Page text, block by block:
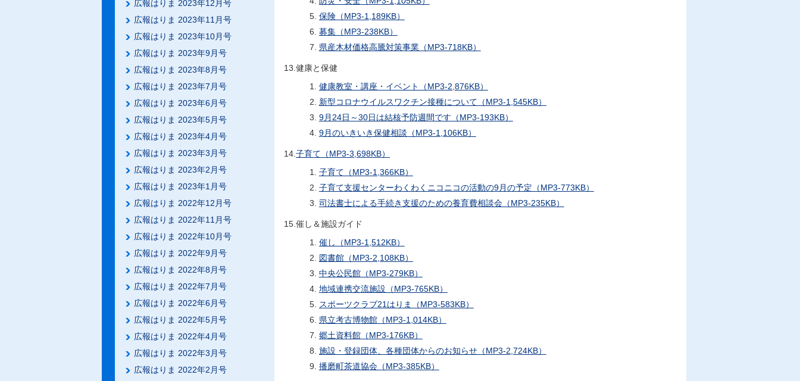
広報はりま 2023年12月号
広報はりま 2023年11月号
広報はりま 2023年10月号
広報はりま 2023年9月号
広報はりま 2023年8月号
広報はりま 2023年7月号
広報はりま 2023年6月号
広報はりま 2023年5月号
広報はりま 2023年4月号
広報はりま 2023年3月号
広報はりま 2023年2月号
広報はりま 2023年1月号
広報はりま 2022年12月号
広報はりま 2022年11月号
広報はりま 2022年10月号
広報はりま 2022年9月号
広報はりま 2022年8月号
広報はりま 2022年7月号
広報はりま 2022年6月号
広報はりま 2022年5月号
広報はりま 2022年4月号
広報はりま 2022年3月号
広報はりま 2022年2月号
保険（MP3-1,189KB）
募集（MP3-238KB）
県産木材価格高騰対策事業（MP3-718KB）
13.健康と保健
健康教室・講座・イベント（MP3-2,876KB）
新型コロナウイルスワクチン接種について（MP3-1,545KB）
9月24日～30日は結核予防週間です（MP3-193KB）
9月のいきいき保健相談（MP3-1,106KB）
14. 子育て（MP3-3,698KB）
子育て（MP3-1,366KB）
子育て支援センターわくわくニコニコの活動の9月の予定（MP3-773KB）
司法書士による手続き支援のための養育費相談会（MP3-235KB）
15.催し＆施設ガイド
催し（MP3-1,512KB）
図書館（MP3-2,108KB）
中央公民館（MP3-279KB）
地域連携交流施設（MP3-765KB）
スポーツクラブ21はりま（MP3-583KB）
県立考古博物館（MP3-1,014KB）
郷土資料館（MP3-176KB）
施設・登録団体、各種団体からのお知らせ（MP3-2,724KB）
播磨町茶道協会（MP3-385KB）